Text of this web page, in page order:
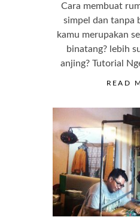
Cara membuat
simpel dan tanpa
kamu merupakan
binatang? lebih
anjing? Tutorial
READ